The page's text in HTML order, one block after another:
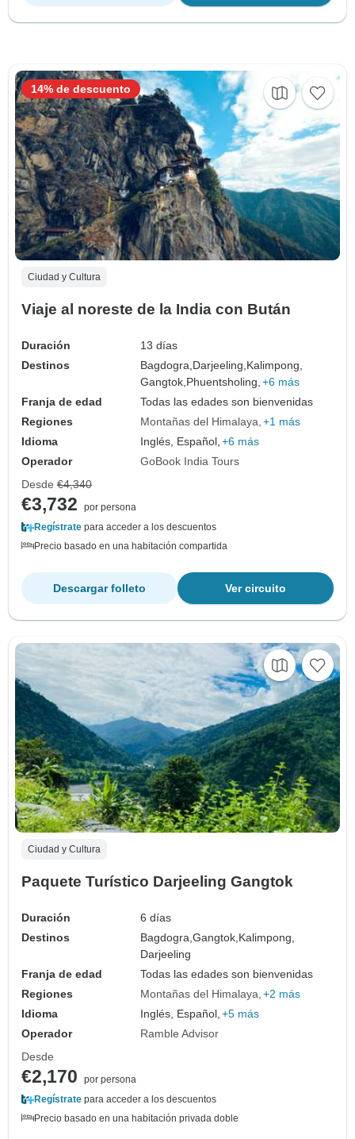
Ciudad y Cultura
Viaje al noreste de la India con Bután
Duración
13 días
Destinos
Bagdogra, Darjeeling, Kalimpong,
Gangtok, Phuentsholing, +6 más
Franja de edad
Todas las edades son bienvenidas
Regiones
Montañas del Himalaya +1 más
Idioma
Inglés, Español, +6 más
Operador
GoBook India Tours
14% de descuento
Desde €4,340
€3,732
por persona
Regístrate para acceder a los descuentos
Precio basado en una habitación compartida
Ver circuito
Descargar folleto
Ciudad y Cultura
Paquete Turístico Darjeeling Gangtok
Duración
6 días
Destinos
Bagdogra,Gangtok, Kalimpong,
Darjeeling
Franja de edad
Todas las edades son bienvenidas
Regiones
Montañas del Himalaya +2 más
Idioma
Inglés, Español, +5 más
Operador
Ramble Advisor
Desde
€2,170
por persona
Regístrate para acceder a los descuentos
Precio basado en una habitación privada doble